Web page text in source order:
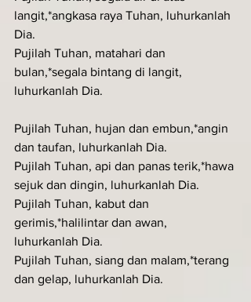
langit,*angkasa raya Tuhan, luhurkanlah
Dia.
Pujilah Tuhan, matahari dan
bulan,*segala bintang di langit,
luhurkanlah Dia.
Pujilah Tuhan, hujan dan embun,*angin
dan taufan, luhurkanlah Dia.
Pujilah Tuhan, api dan panas terik,*hawa
sejuk dan dingin, luhurkanlah Dia.
Pujilah Tuhan, kabut dan
gerimis,*halilintar dan awan,
luhurkanlah Dia.
Pujilah Tuhan, siang dan malam,*terang
dan gelap, luhurkanlah Dia.